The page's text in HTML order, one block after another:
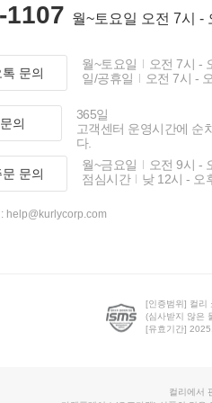
1107 월~토요일 오전 7시 -
문의
월~토요일
오전 7시 -
일/공휴일
오전 7시 -
의
365일
고객센터 운영시간에 순
다.
문의
월~금요일
오전 9시 -
점심시간
낮 12시 - 오
help@kurlycorp.com
[인증범위] 컬리
(심사받지 않은
[유효기간]
컬리에서